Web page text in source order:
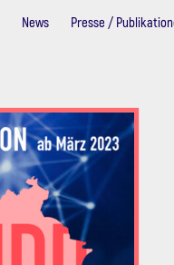
News Presse /